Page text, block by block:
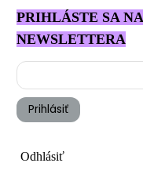
PRIHLÁSTE SA
NEWSLETTERA
Prihlásiť
Odhlásiť